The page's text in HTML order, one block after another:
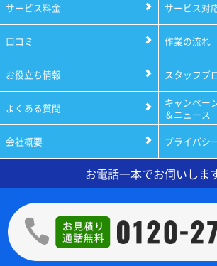
サービス料金 サービス対
口コミ 作業の流れ
お役立ち情報 スタッフブ
よくある質問
キャンペー
＆ニュース
会社概要
プライバシ
お電話一本でお伺いしま